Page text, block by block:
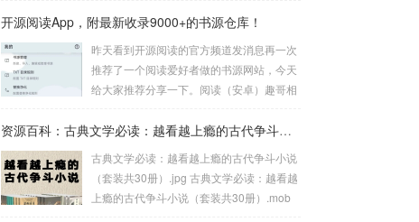
且还支持添加歌单和播放本地音悦，并且还
支持歌词显示，也支持文件下载，可以说
非...
乎盐选付费知识合集1200+PDF文档资源htt
24年1月国内外无损音乐专题【202.5GB】h
ttps://pan.quark.cn/s/f2a2ea58e...
开源阅读App，附最新收录9000+的书源仓库！
昨天看到开源阅读的官方频道发消息再一次
推荐了一个阅读爱好者做的书源网站，今天
给大家推荐分享一下。阅读（安卓）趣哥相
这个App吧，这是一个支持自定义书源的电
很久了，现在还在小版本更新，基本只有一
些小修复，大家可以在下面分享的第一个书
源仓库网站上下载它的最新版。不过就算阅
资源百科：古典文学必读：越看越上瘾的古代争斗小说（套装共30册）
古典文学必读：越看越上瘾的古代争斗小说
（套装共30册）.jpg 古典文学必读：越看越
上瘾的古代争斗小说（套装共30册）.mob